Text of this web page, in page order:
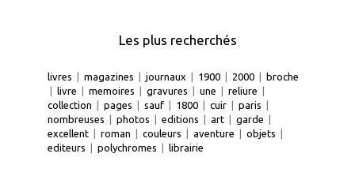
Les plus recherchés
livres | magazines | journaux | 1900 | 2000 | broche
| livre | memoires | gravures | une | reliure |
collection | pages | sauf | 1800 | cuir | paris |
nombreuses | photos | editions | art | garde |
excellent | roman | couleurs | aventure | objets |
editeurs | polychromes | librairie